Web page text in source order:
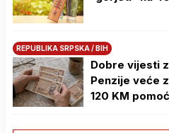
REPUBLIKA SRPSKA / BIH
Dobre vijesti
Penzije veće
120 KM